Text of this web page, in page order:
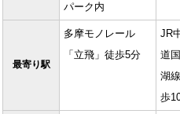
パーク内
最寄り駅
多摩モノレール
「立飛」徒歩5分
JR
道
湖
歩